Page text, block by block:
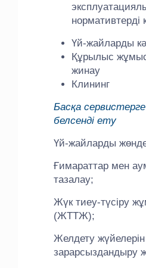
нормативтерді
Үй-жайларды
Құрылыс
жинау
Клининг
Басқа
белсенді ету
Үй-жайларды
Ғимараттар мен
тазалау;
Жүк тиеу-түсіру
(ЖТТЖ);
Желдету жүйелерін
зарарсыздандыру